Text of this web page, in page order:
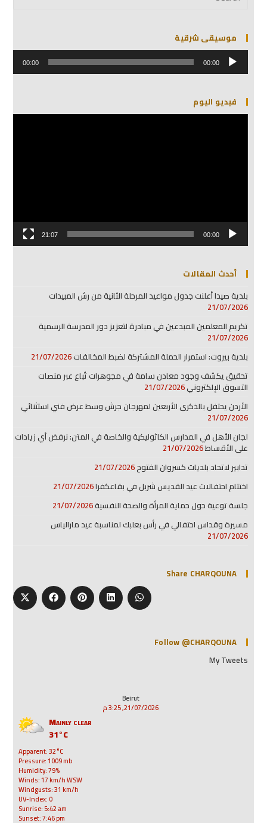
موسيقى شرقية
مشغل
الصوت 00:00
00:00
فيديو اليوم
مشغل
00:00
21:07
أحدث المقالات
بلدية صيدا أعلنت جدول مواعيد المرحلة الثانية من رش المبيدات
21/07/2026
تكريم المعلمين المبدعين في مبادرة لتعزيز دور المدرسة الرسمية
21/07/2026
بلدية بيروت: استمرار الحملة المشتركة لضبط المخالفات21/07/2026
تحقيق يكشف وجود معادن سامة في مجوهرات تُباع عبر منصات
التسوق الإلكتروني21/07/2026
الأردن يحتفل بالذكرى الأربعين لمهرجان جرش وسط عرض فني استثنائي
21/07/2026
لجان الأهل في المدارس الكاثوليكية والخاصة في المتن: نرفض أي زيادات
على الأقساط21/07/2026
تدابير لاتحاد بلديات كسروان الفتوح21/07/2026
اختتام احتفالات عيد القديس شربل في بقاعكفرا21/07/2026
جلسة توعية حول حماية المرأة والصحة النفسية21/07/2026
مسيرة وقداس احتفالي في رأس بعلبك لمناسبة عيد مارالياس
21/07/2026
Share CHARQOUNA
Follow @CHARQOUNA
My Tweets
Beirut
21/07/2026, 3:25 م
Mainly clear
31°C
Apparent: 32°C
Pressure: 1009 mb
Humidity: 79%
Winds: 17 km/h WSW
Windgusts: 31 km/h
UV-Index: 0
Sunrise: 5:42 am
Sunset: 7:46 pm